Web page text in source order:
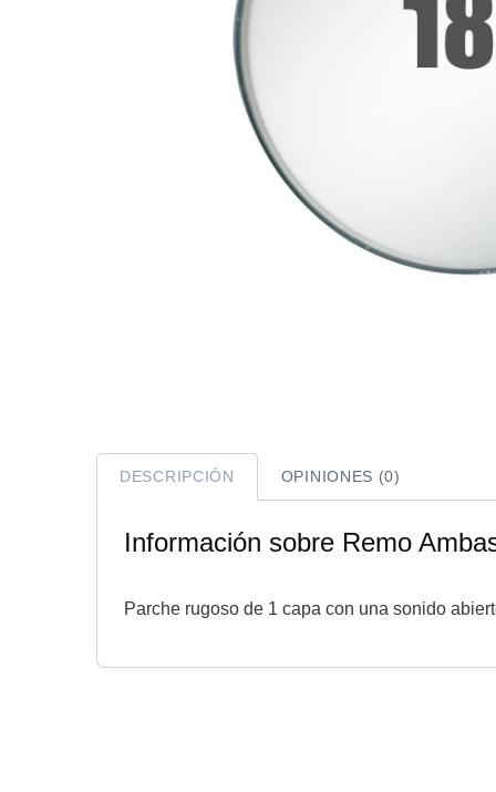
DESCRIPCIÓN OPINIONES (0)
Información sobre Remo
Parche rugoso de 1 capa con una sonido